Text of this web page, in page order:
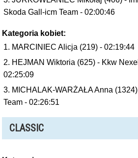
Skoda Gall-icm Team - 02:00:46
Kategoria kobiet:
MARCINIEC Alicja (219) -
HEJMAN Wiktoria (625) - Kkw
02:25:09
MICHALAK-WARŻAŁA Anna
Team - 02:26:51
CLASSIC